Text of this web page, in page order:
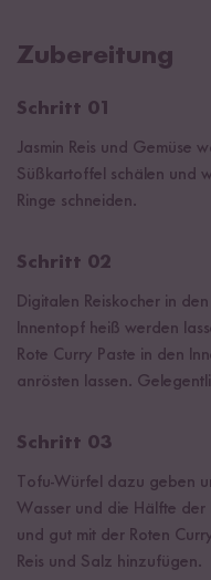
Zubereitung
Schritt 01
Jasmin Reis und Gemüse
Süßkartoffel schälen und
Ringe schneiden.
Schritt 02
Digitalen Reiskocher in
Innentopf heiß werden
Rote Curry Paste in den
anrösten lassen.
Schritt 03
Tofu-Würfel dazu geben
Wasser und die Hälfte
und gut mit der Roten
Reis und Salz hinzufügen.